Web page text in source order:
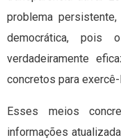
problema
democrática, pois
verdadeiramente
concretos para exercê-
Esses meios
informações